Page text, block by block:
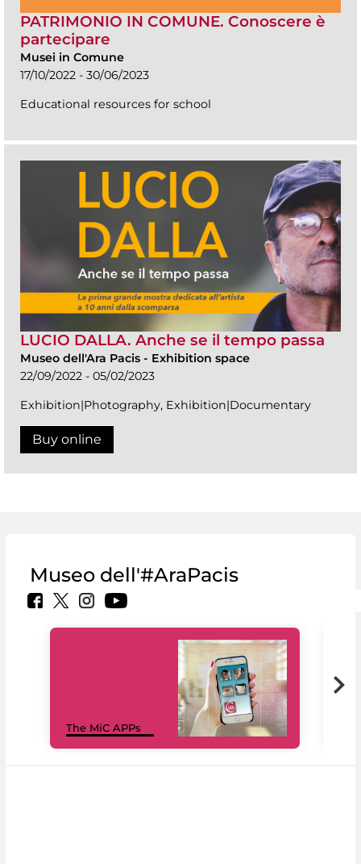
PATRIMONIO IN COMUNE. Conoscere è
partecipare
Musei in Comune
17/10/2022 - 30/06/2023
Educational resources for school
LUCIO DALLA. Anche se il tempo passa
Museo dell'Ara Pacis - Exhibition space
22/09/2022 - 05/02/2023
Exhibition|Photography, Exhibition|Documentary
Buy online
Museo dell'#AraPacis
The MiC APPs